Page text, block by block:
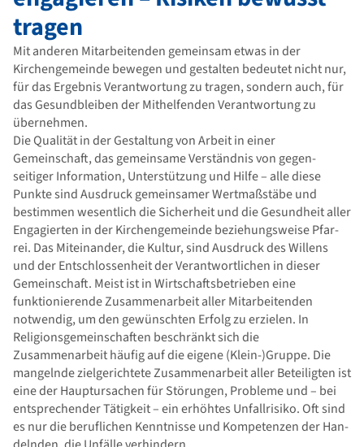
tragen
Mit anderen Mitarbeitenden gemeinsam etwas in der
Kirchengemeinde bewegen und gestalten bedeutet nicht nur,
für das Ergebnis Verantwortung zu tragen, sondern auch, für
das Gesundbleiben der Mithelfenden Verantwortung zu
übernehmen.
Die Qualität in der Gestaltung von Arbeit in einer
Gemeinschaft, das gemeinsame Verständnis von gegen­
seitiger Information, Unterstützung und Hilfe – alle diese
Punkte sind Ausdruck gemeinsamer Wertmaßstäbe und
bestimmen wesentlich die Sicherheit und die Gesundheit aller
Engagierten in der Kirchengemeinde beziehungsweise Pfar­
rei. Das Miteinander, die Kultur, sind Aus­druck des Willens
und der Entschlossenheit der Verantwortlichen in dieser
Gemeinschaft. Meist ist in Wirtschaftsbetrieben eine
funktionierende Zusammenarbeit aller Mitarbeitenden
notwendig, um den gewünschten Erfolg zu erzielen. In
Religionsgemeinschaften beschränkt sich die
Zusammenarbeit häufig auf die eigene (Klein-)Gruppe. Die
mangelnde zielgerichtete Zusammenarbeit aller Beteiligten ist
eine der Hauptursachen für Störungen, Probleme und – bei
entsprechender Tätigkeit – ein erhöhtes Unfallrisiko. Oft sind
es nur die berufli­chen Kenntnisse und Kompetenzen der Han­